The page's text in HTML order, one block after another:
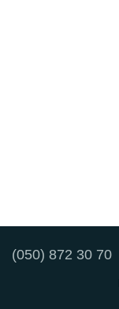
(050) 872 30 70